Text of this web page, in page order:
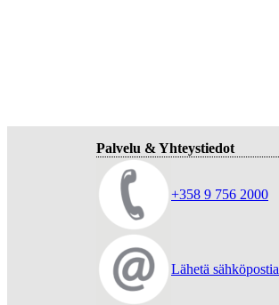
Palvelu & Yhteystiedot
+358 9 756 2000
Lähetä sähköpostia